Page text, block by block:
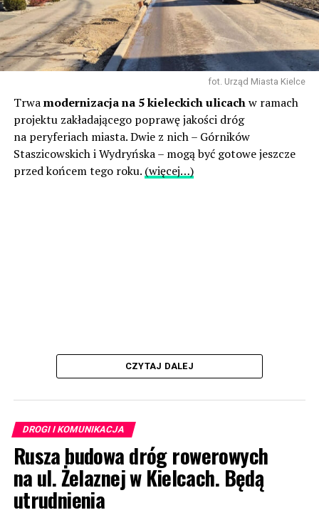
fot. Urząd Miasta Kielce
Trwamodernizacja na 5 kieleckich ulicachw ramach
projektu zakładającego poprawę jakości dróg
na peryferiach miasta. Dwie z nich – Górników
Staszicowskich i Wydryńska – mogą być gotowe jeszcze
przed końcem tego roku. (więcej…)
CZYTAJ DALEJ
DROGI I KOMUNIKACJA
Rusza budowa dróg rowerowych
na ul. Żelaznej w Kielcach. Będą
utrudnienia